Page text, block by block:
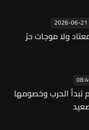
2026-06-21
ولا موجات حرّ
تبدأ الحرب وخصومها